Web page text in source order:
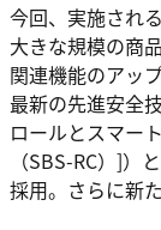
今回、実施され
大きな規模の商
関連機能のアッ
最新の先進安全
ロールとスマー
（SBS-RC）]
採用。さらに新